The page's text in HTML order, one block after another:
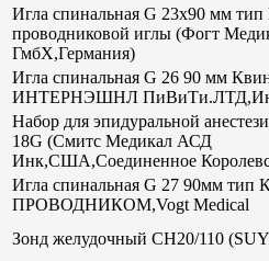
Игла спинальная G 23х90 мм тип
проводниковой иглы (Фогт
ГмбХ,Германия)
Игла спинальная G 26 90 мм
ИНТЕРНЭШНЛ
Набор для эпидуральной
18G (Смитс Медикал АСД
Инк,США,Соединенное
Игла спинальная G 27 90мм тип
ПРОВОДНИКОМ,Vogt Medical
Зонд желудочный СН20/110